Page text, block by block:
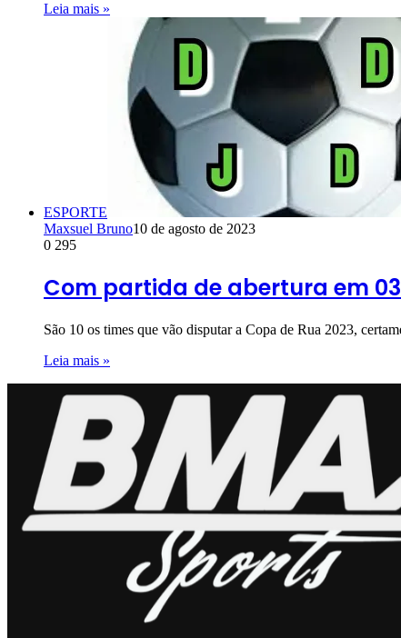
Leia mais »
ESPORTE
Maxsuel Bruno10 de agosto de 2023
0 295
Com partida de abertura em
São 10 os times que vão disputar a Copa de Rua 2023,
Leia mais »